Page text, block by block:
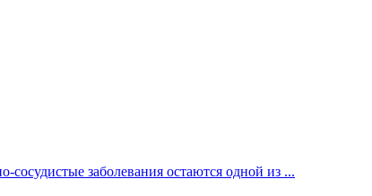
заболевания остаются одной из ...